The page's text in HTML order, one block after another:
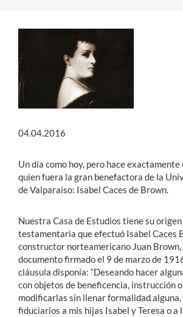
04.04.2016
Un día como hoy, pero hace
quien fuera la gran benefactora de la
de Valparaíso: Isabel Caces de Brown.
Nuestra Casa de Estudios tiene su
testamentaria que efectuó Isabel Caces
constructor norteamericano Juan Brown,
documento firmado el 9 de marzo de
cláusula disponía: “Deseando hacer
con objetos de beneficencia, instrucción
modificarlas sin llenar formalidad alguna,
fiduciarios a mis hijas Isabel y Teresa o a